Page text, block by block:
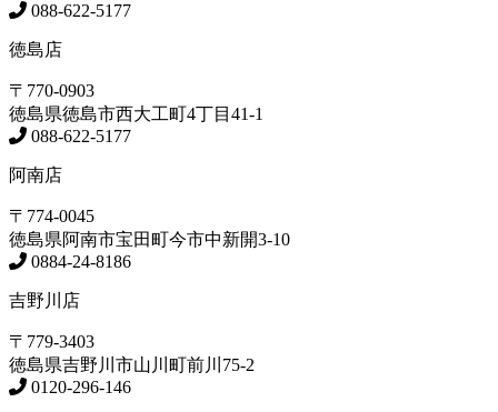
088-622-5177
徳島店
〒770-0903
徳島県徳島市西大工町4丁目41-1
088-622-5177
阿南店
〒774-0045
徳島県阿南市宝田町今市中新開3-10
0884-24-8186
吉野川店
〒779-3403
徳島県吉野川市山川町前川75-2
0120-296-146